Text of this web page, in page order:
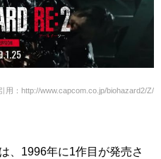
用：http://www.capcom.co.jp/biohazard2/Z/
、1996年に1作目が発売さ